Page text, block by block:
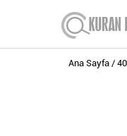
Ana Sayfa